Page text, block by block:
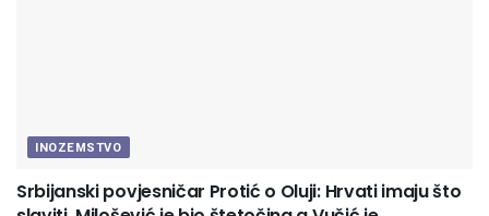
INOZEMSTVO
Srbijanski povjesničar Protić o Oluji: Hrvati imaju što